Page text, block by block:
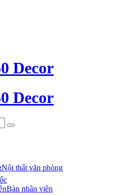
Nội thất văn phòng
Bàn nhân viên